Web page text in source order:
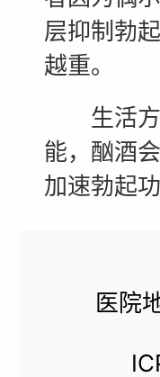
层抑制勃
越重。
生活方
能，酗酒
加速勃起
医院